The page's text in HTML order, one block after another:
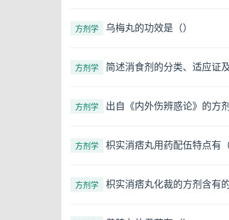
方剂学 乌梅丸的功效是（）
方剂学 简述消食剂的分类、适应证
方剂学 出自《内外伤辨惑论》的方剂
方剂学 枳实消痞丸用药配伍特点有（
方剂学 枳实消痞丸化裁的方剂含有的